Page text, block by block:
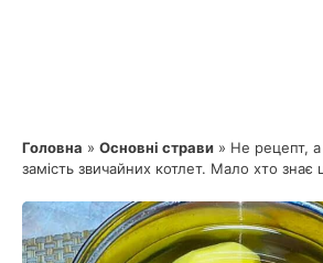
Головна » Основні страви » Не рецепт,
замість звичайних котлет. Мало хто знає